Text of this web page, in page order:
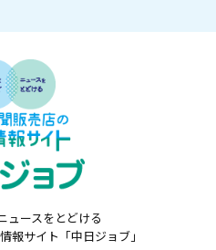
ュースをとどける
報サイト「中日ジョブ」